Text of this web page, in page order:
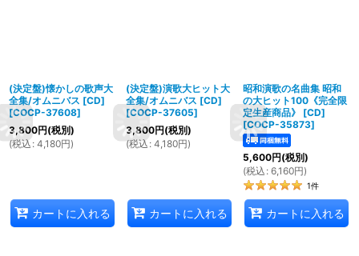
(決定盤)懐かしの歌声大
全集/オムニバス [CD]
[COCP-37608]
3,800円(税別)
(税込 : 4,180円)
カートに入れる
(決定盤)演歌大ヒット大
全集/オムニバス [CD]
[COCP-37605]
3,800円(税別)
(税込 : 4,180円)
カートに入れる
昭和演歌の名曲集 昭和
の大ヒット100《完全限
定生産商品》 [CD]
[COCP-35873]
5,600円(税別)
(税込 : 6,160円)
1件
カートに入れる